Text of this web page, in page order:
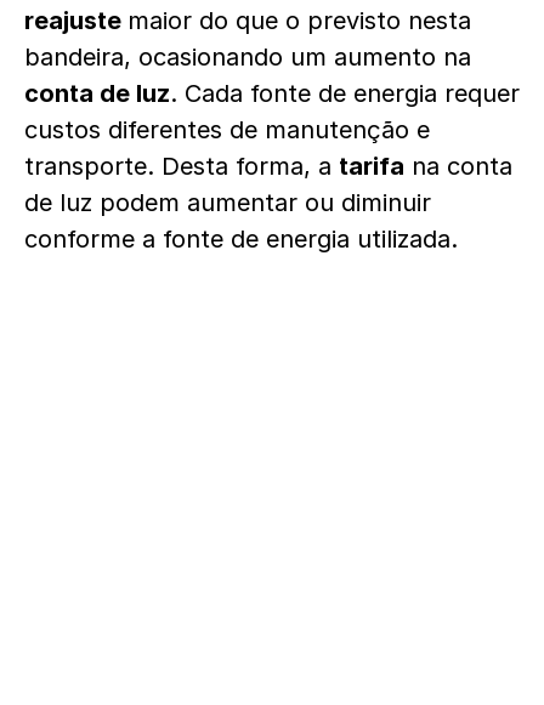
reajuste maior do que o previsto nesta
bandeira, ocasionando um aumento na
conta de luz. Cada fonte de energia requer
custos diferentes de manutenção e
transporte. Desta forma, a tarifa na conta
de luz podem aumentar ou diminuir
conforme a fonte de energia utilizada.